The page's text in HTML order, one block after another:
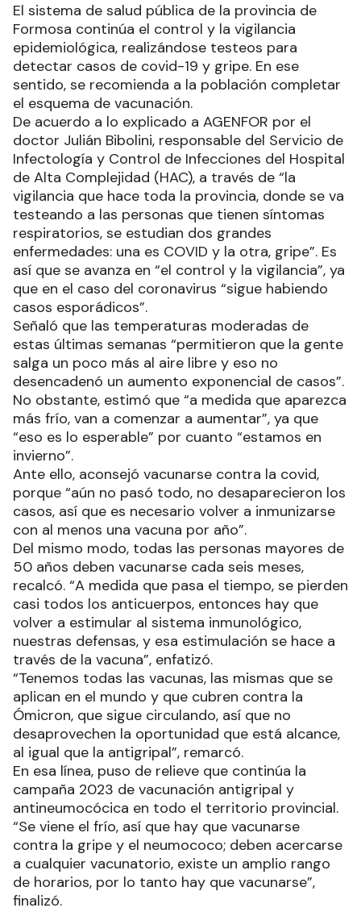
El sistema de salud pública de la provincia de
Formosa continúa el control y la vigilancia
epidemiológica, realizándose testeos para
detectar casos de covid-19 y gripe. En ese
sentido, se recomienda a la población completar
el esquema de vacunación.
De acuerdo a lo explicado a AGENFOR por el
doctor Julián Bibolini, responsable del Servicio de
Infectología y Control de Infecciones del Hospital
de Alta Complejidad (HAC), a través de “la
vigilancia que hace toda la provincia, donde se va
testeando a las personas que tienen síntomas
respiratorios, se estudian dos grandes
enfermedades: una es COVID y la otra, gripe”. Es
así que se avanza en “el control y la vigilancia”, ya
que en el caso del coronavirus “sigue habiendo
casos esporádicos”.
Señaló que las temperaturas moderadas de
estas últimas semanas “permitieron que la gente
salga un poco más al aire libre y eso no
desencadenó un aumento exponencial de casos”.
No obstante, estimó que “a medida que aparezca
más frío, van a comenzar a aumentar”, ya que
“eso es lo esperable” por cuanto “estamos en
invierno”.
Ante ello, aconsejó vacunarse contra la covid,
porque “aún no pasó todo, no desaparecieron los
casos, así que es necesario volver a inmunizarse
con al menos una vacuna por año”.
Del mismo modo, todas las personas mayores de
50 años deben vacunarse cada seis meses,
recalcó. “A medida que pasa el tiempo, se pierden
casi todos los anticuerpos, entonces hay que
volver a estimular al sistema inmunológico,
nuestras defensas, y esa estimulación se hace a
través de la vacuna”, enfatizó.
“Tenemos todas las vacunas, las mismas que se
aplican en el mundo y que cubren contra la
Ómicron, que sigue circulando, así que no
desaprovechen la oportunidad que está alcance,
al igual que la antigripal”, remarcó.
En esa línea, puso de relieve que continúa la
campaña 2023 de vacunación antigripal y
antineumocócica en todo el territorio provincial.
“Se viene el frío, así que hay que vacunarse
contra la gripe y el neumococo; deben acercarse
a cualquier vacunatorio, existe un amplio rango
de horarios, por lo tanto hay que vacunarse”,
finalizó.